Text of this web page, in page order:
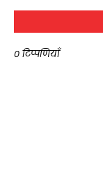
0 टिप्पणियाँ